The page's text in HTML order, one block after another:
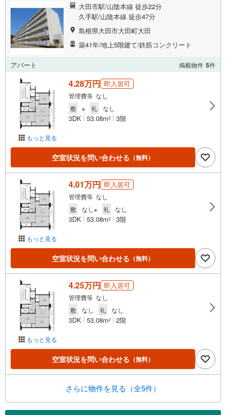
大田市駅/山陰本線 徒歩22分
久手駅/山陰本線 徒歩47分
島根県大田市大田町大田
築41年/地上5階建て/鉄筋コンクリート
アパート 掲載物件 5件
もっと見る
4.28万円 即入居可
管理費等 なし
敷
※ 礼 なし
3DK 53.08m2 3階
空室状況を問い合わせる （無料）
もっと見る
4.01万円 即入居可
管理費等 なし
敷
なし※ 礼 なし
3DK 53.08m2 3階
空室状況を問い合わせる （無料）
もっと見る
4.25万円 即入居可
管理費等 なし
敷
なし 礼 なし
3DK 53.08m2 2階
空室状況を問い合わせる （無料）
さらに物件を見る（全5件）